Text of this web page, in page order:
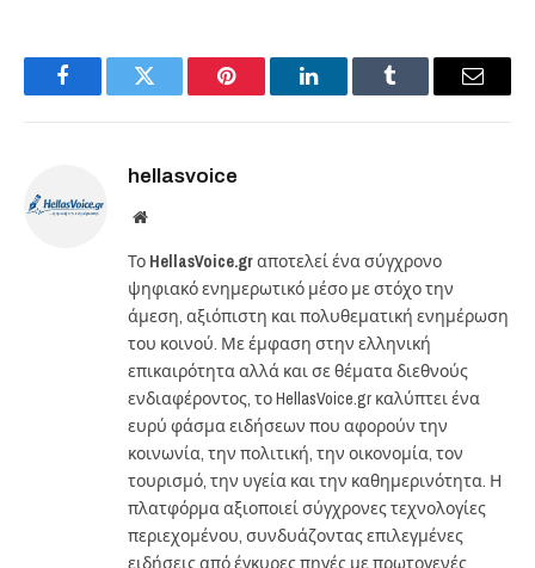
FacebookTwitter Pinterest LinkedInTumblr Email
hellasvoice
Website
Το HellasVoice.grαποτελεί ένα σύγχρονο
ψηφιακό ενημερωτικό μέσο με στόχο την
άμεση, αξιόπιστη και πολυθεματική ενημέρωση
του κοινού. Με έμφαση στην ελληνική
επικαιρότητα αλλά και σε θέματα διεθνούς
ενδιαφέροντος, το HellasVoice.gr καλύπτει ένα
ευρύ φάσμα ειδήσεων που αφορούν την
κοινωνία, την πολιτική, την οικονομία, τον
τουρισμό, την υγεία και την καθημερινότητα. Η
πλατφόρμα αξιοποιεί σύγχρονες τεχνολογίες
περιεχομένου, συνδυάζοντας επιλεγμένες
ειδήσεις από έγκυρες πηγές με πρωτογενές